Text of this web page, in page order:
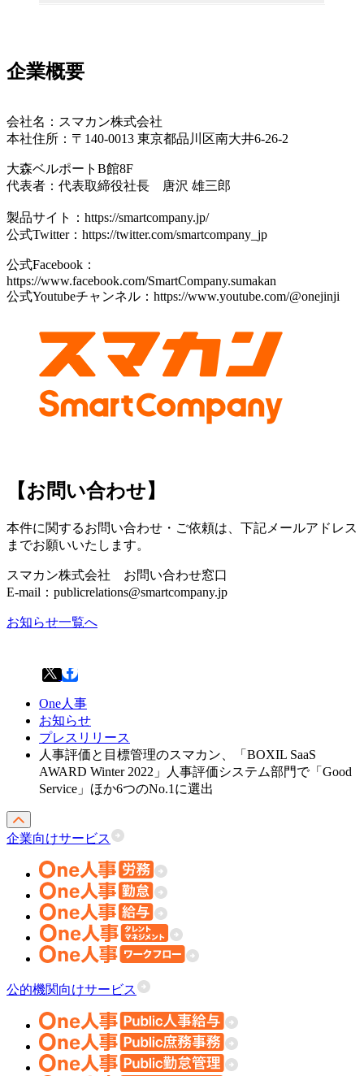
企業概要
会社名：スマカン株式会社
本社住所：〒140-0013 東京都品川区南大井6-26-2
大森ベルポートB館8F
代表者：代表取締役社長 唐沢 雄三郎
製品サイト：https://smartcompany.jp/
公式Twitter：https://twitter.com/smartcompany_jp
公式Facebook：
https://www.facebook.com/SmartCompany.sumakan
公式Youtubeチャンネル：https://www.youtube.com/@onejinji
【お問い合わせ】
本件に関するお問い合わせ・ご依頼は、下記メールアドレス
までお願いいたします。
スマカン株式会社 お問い合わせ窓口
E-mail：publicrelations@smartcompany.jp
お知らせ一覧へ
One人事
お知らせ
プレスリリース
人事評価と目標管理のスマカン、「BOXIL SaaS
AWARD Winter 2022」人事評価システム部門で「Good
Service」ほか6つのNo.1に選出
企業向けサービス
公的機関向けサービス